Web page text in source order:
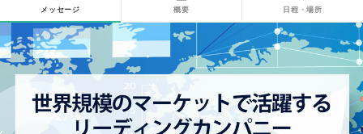
メッセージ 概要 日程・場所